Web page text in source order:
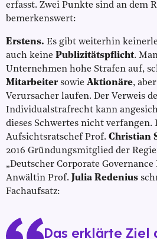
erfasst. Zwei Punkte sind an dem
bemerkenswert:
Erstens. Es gibt weiterhin
auch keine Publizitätspflicht.
Unternehmen hohe Strafen auf,
Mitarbeitersowie Aktionäre,
Verursacher laufen. Der Verweis
Individualstrafrecht kann
dieses Schwertes nicht verfangen.
Aufsichtsratschef Prof. Christian
2016 Gründungsmitglied der
„Deutscher Corporate Governance
Anwältin Prof. Julia Redenius
Fachaufsatz:
Das erklärte Ziel